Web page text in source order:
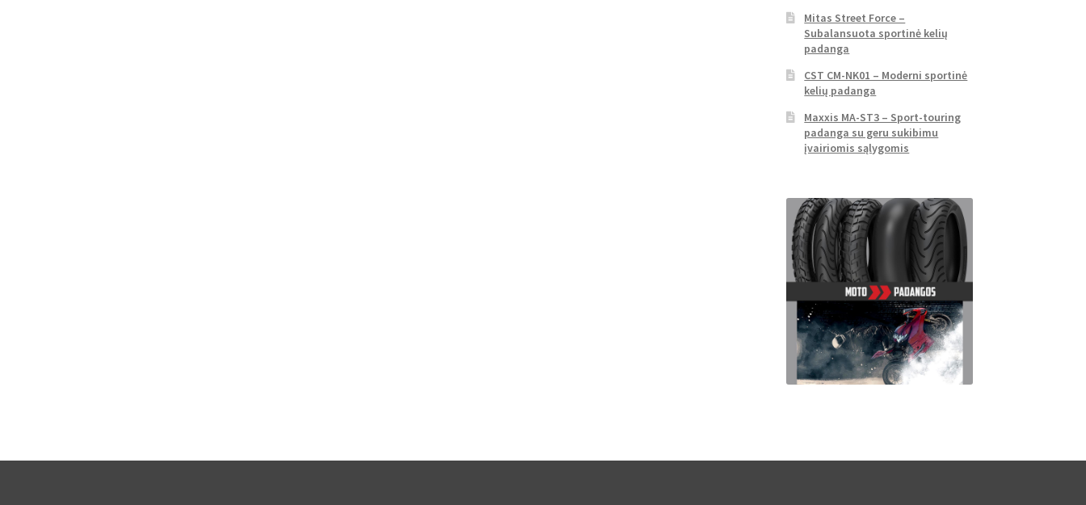
Mitas Street Force –
Subalansuota sportinė kelių
padanga
CST CM-NK01 – Moderni sportinė
kelių padanga
Maxxis MA-ST3 – Sport-touring
padanga su geru sukibimu
įvairiomis sąlygomis